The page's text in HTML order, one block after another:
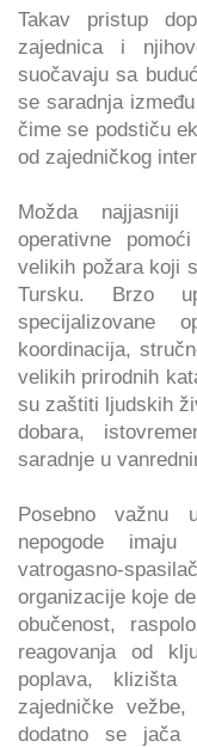
Takav pristup
zajednica i
suočavaju sa
se saradnja
čime se podstiču
od zajedničkog
Možda
operativne
velikih požara koji
Tursku. Brzo
specijalizovane
koordinacija,
velikih prirodnih
su zaštiti ljudskih
dobara,
saradnje u
Posebno važnu
nepogode
vatrogasno-
organizacije koje
obučenost,
reagovanja od
poplava,
zajedničke
dodatno se jača